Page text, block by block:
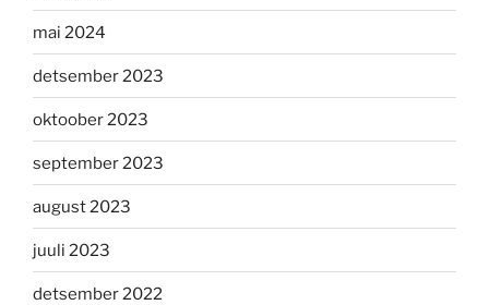
mai 2024
detsember 2023
oktoober 2023
september 2023
august 2023
juuli 2023
detsember 2022